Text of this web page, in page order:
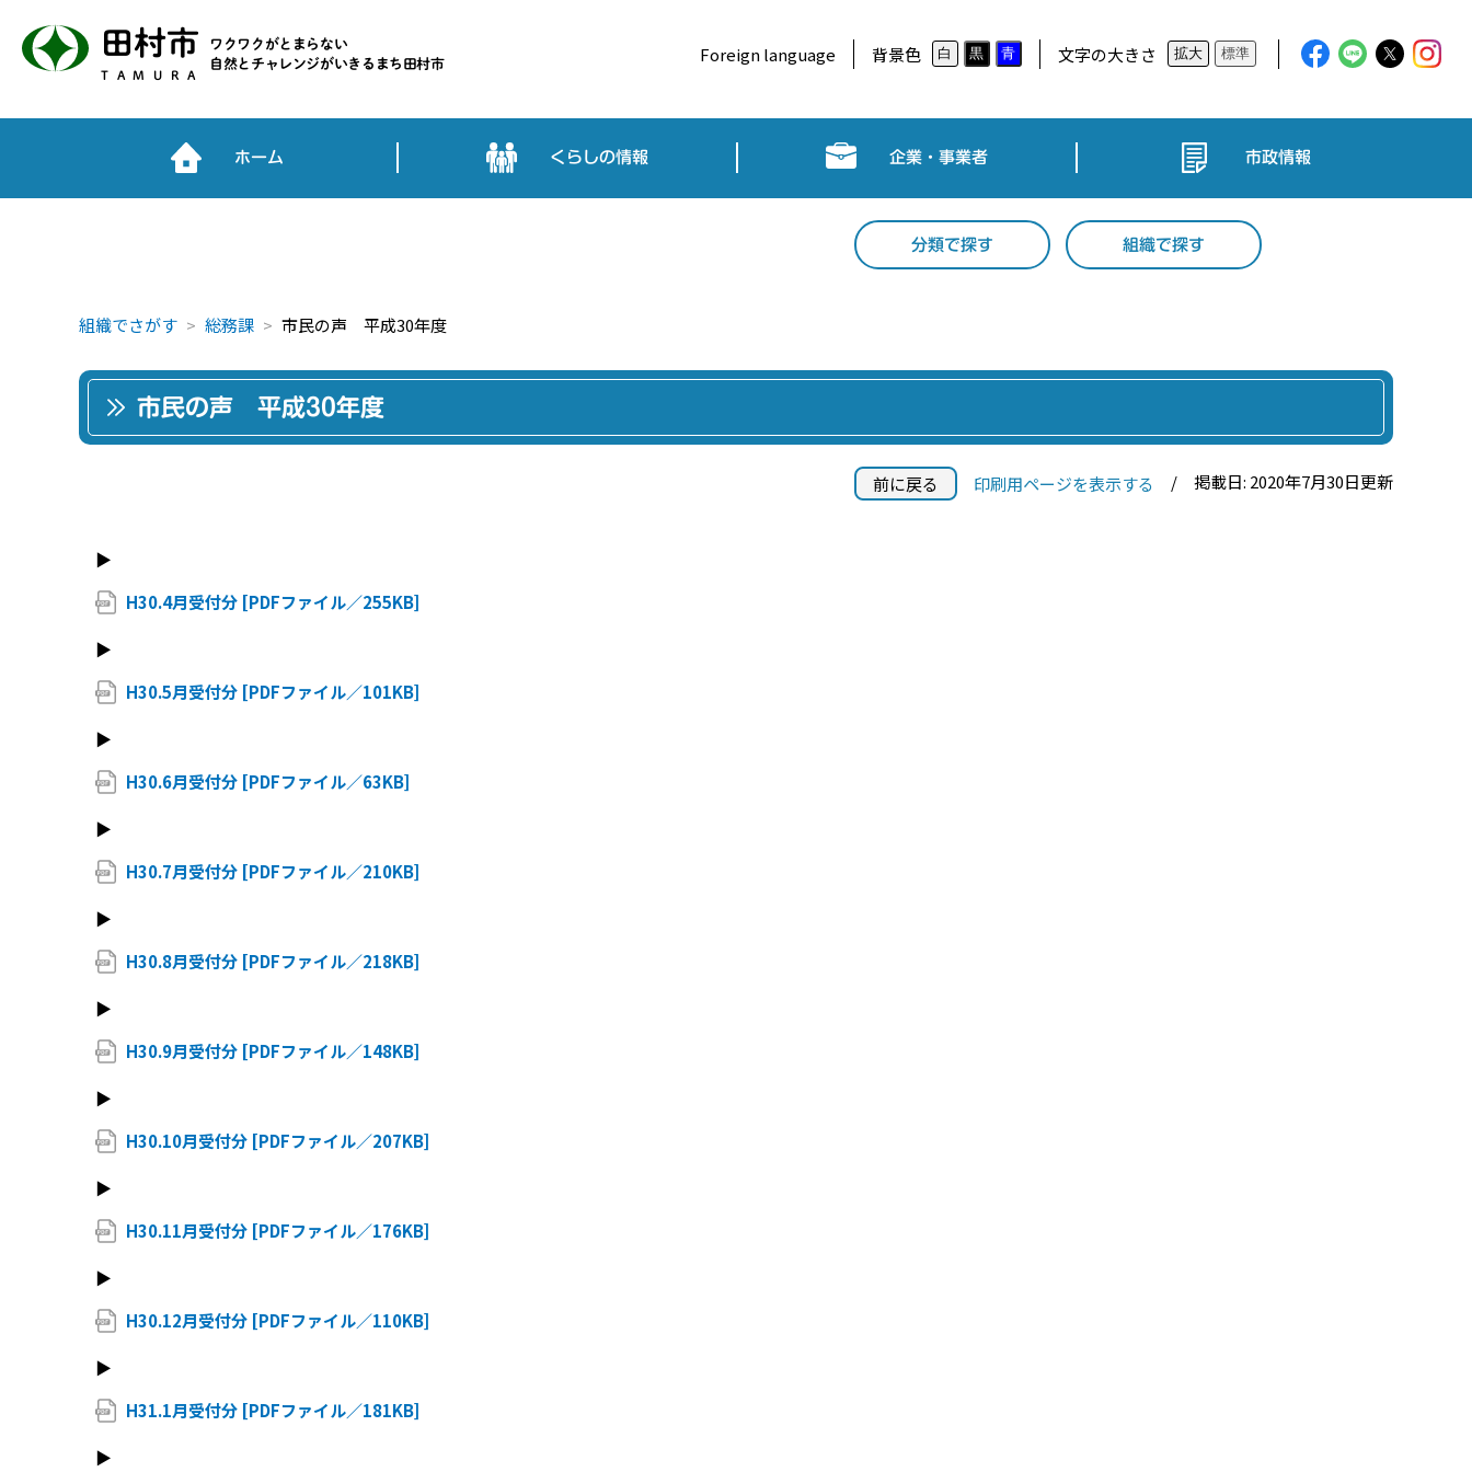
田村市
TAMURA
ワクワクがとまらない
自然とチャレンジがいきるまち田村市
Foreign language 背景色 白 黒 青 文字の大きさ 拡大 標準
ホーム くらしの情報 企業・事業者 市政情報
分類で探す 組織で探す
組織でさがす 総務課 市民の声 平成30年度
市民の声 平成30年度
前に戻る 印刷用ページを表示する 掲載日: 2020年7月30日更新
▶
H30.4月受付分 [PDFファイル／255KB]
▶
H30.5月受付分 [PDFファイル／101KB]
▶
H30.6月受付分 [PDFファイル／63KB]
▶
H30.7月受付分 [PDFファイル／210KB]
▶
H30.8月受付分 [PDFファイル／218KB]
▶
H30.9月受付分 [PDFファイル／148KB]
▶
H30.10月受付分 [PDFファイル／207KB]
▶
H30.11月受付分 [PDFファイル／176KB]
▶
H30.12月受付分 [PDFファイル／110KB]
▶
H31.1月受付分 [PDFファイル／181KB]
▶